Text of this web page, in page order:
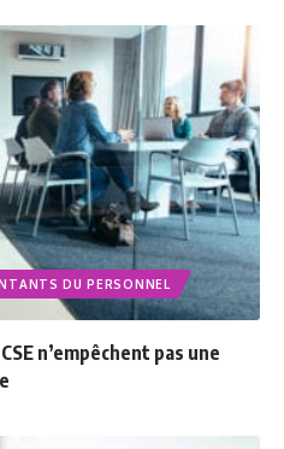
DU PERSONNEL
n’empêchent pas une